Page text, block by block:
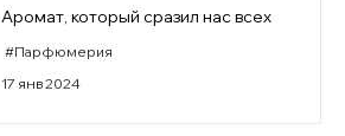
Аромат, который сразил нас всех
#Парфюмерия
17 янв 2024